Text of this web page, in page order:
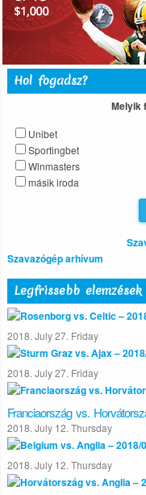
Hol fogadsz?
Melyik
Unibet
Sportingbet
Winmasters
másik iroda
Szavazógép arhívum
Legfrissebb elemzések
2018. July 27. Friday
2018. July 27. Friday
Franciaország vs.
2018. July 12. Thursday
2018. July 12. Thursday